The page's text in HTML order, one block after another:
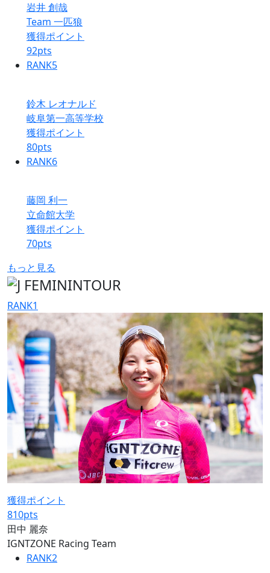
岩井 創哉
Team 一匹狼
獲得ポイント
92pts
RANK5
鈴木 レオナルド
岐阜第一高等学校
獲得ポイント
80pts
RANK6
藤岡 利一
立命館大学
獲得ポイント
70pts
もっと見る
RANK1
獲得ポイント
810pts
田中 麗奈
IGNTZONE Racing Team
RANK2